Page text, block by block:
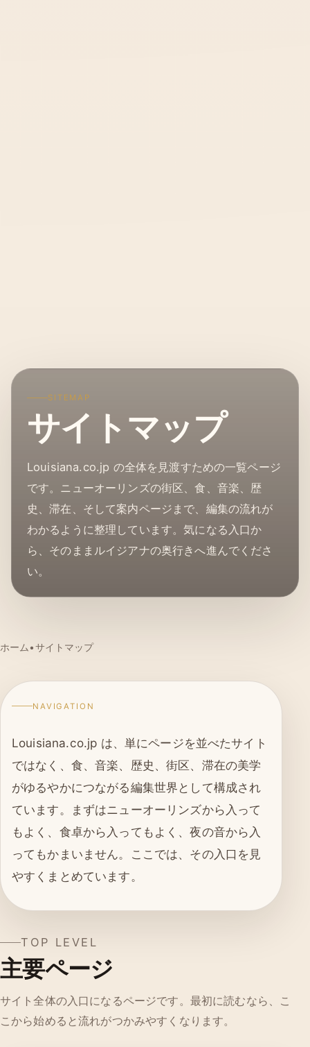
SITEMAP
サイトマップ
Louisiana.co.jp の全体を見渡すための一覧ページ
です。ニューオーリンズの街区、食、音楽、歴
史、滞在、そして案内ページまで、編集の流れが
わかるように整理しています。気になる入口か
ら、そのままルイジアナの奥行きへ進んでくださ
い。
ホーム •サイトマップ
NAVIGATION
Louisiana.co.jp は、単にページを並べたサイト
ではなく、食、音楽、歴史、街区、滞在の美学
がゆるやかにつながる編集世界として構成され
ています。まずはニューオーリンズから入って
もよく、食卓から入ってもよく、夜の音から入
ってもかまいません。ここでは、その入口を見
やすくまとめています。
TOP LEVEL
主要ページ
サイト全体の入口になるページです。最初に読むなら、こ
こから始めると流れがつかみやすくなります。